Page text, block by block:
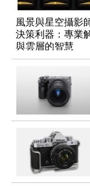
風景與星空攝影
決策利器：專業
與雲層的智慧
App「Atmos」